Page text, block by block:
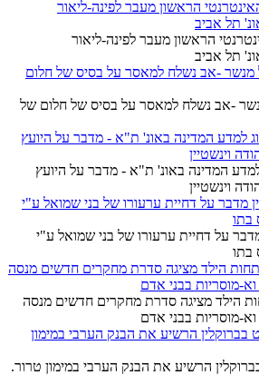
הראשון מעבר לפינה-ליאור
תל אביב
מנשר -אב נשלח למאסר על בסיס של חלום של
למדע המדינה באונ' ת"א - מדבר על היועץ
וינשטיין
מדבר על דחיית ערעורו של בני שמואל ע"י
בתו
הילד מציגה סדרת מחקרים חדשים מנסה
מוסריות בבני אדם
הרשיע את הבנק הערבי במימון טרור.